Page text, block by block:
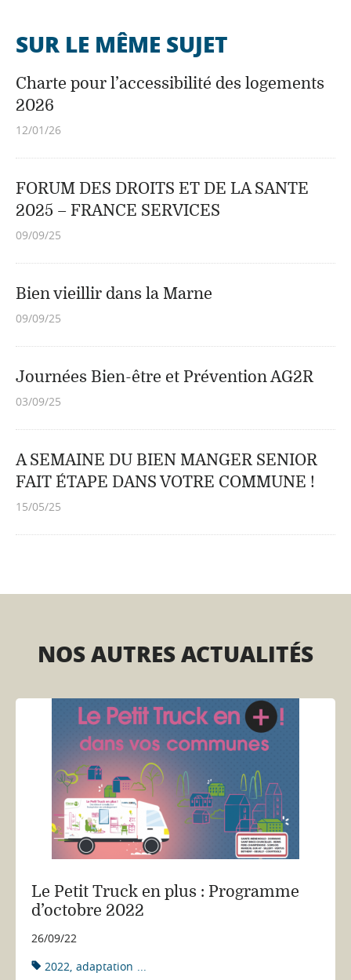
SUR LE MÊME SUJET
Charte pour l’accessibilité des logements
2026
12/01/26
FORUM DES DROITS ET DE LA SANTE
2025 – FRANCE SERVICES
09/09/25
Bien vieillir dans la Marne
09/09/25
Journées Bien-être et Prévention AG2R
03/09/25
A SEMAINE DU BIEN MANGER SENIOR
FAIT ÉTAPE DANS VOTRE COMMUNE !
15/05/25
NOS AUTRES ACTUALITÉS
Le Petit Truck en plus : Programme
d’octobre 2022
26/09/22
2022 adaptation